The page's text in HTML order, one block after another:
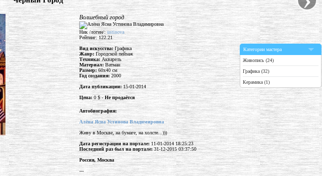
Волшебный город
Ник /логин/:ustinova
Рейтинг: 122.21
Вид искусства:Графика
Жанр: Городской пейзаж
Техника: Акварель
Материал:Ватман
Размер: 60x40 см
Год создания:2000
Дата публикации: 15-01-2014
Цена: 0 $ - Не продаётся
Категории мастера
Живопись (24)
Графика (32)
Керамика (1)
Автобиография:
Алёна Ясна Устинова Владимировна
Живу в Москве, на бумаге, на холсте...)))
Дата регистрации на портале: 11-01-2014 18:25:23
Последний раз был на портале:31-12-2015 03:37:50
Россия, Москва
---